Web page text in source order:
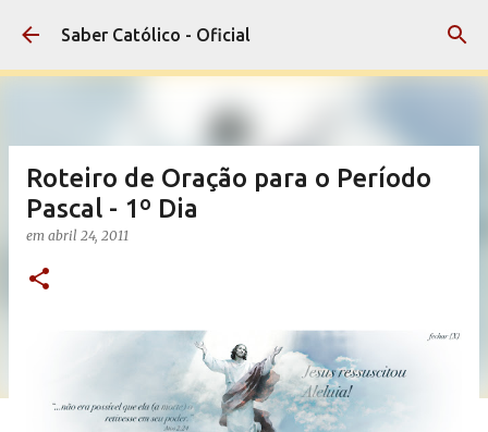
Pular para o conteúdo principal
Saber Católico - Oficial
Roteiro de Oração para o Período
Pascal - 1º Dia
em abril 24, 2011